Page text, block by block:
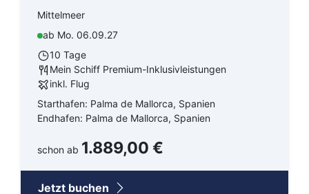
Mittelmeer
ab Mo. 06.09.27
10 Tage
Mein Schiff Premium-Inklusivleistungen
inkl. Flug
Starthafen: Palma de Mallorca, Spanien
Endhafen: Palma de Mallorca, Spanien
schon ab 1.889,00 €
Jetzt buchen